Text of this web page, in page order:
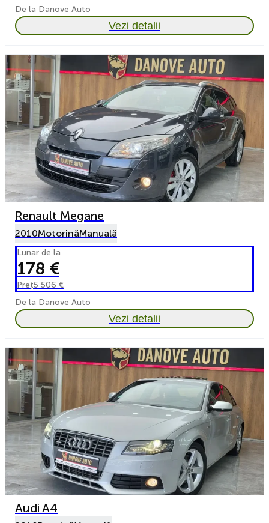
De la Danove Auto
Vezi detalii
Renault Megane
2010MotorinăManuală
Lunar de la
178 €
Preț5 506 €
De la Danove Auto
Vezi detalii
Audi A4